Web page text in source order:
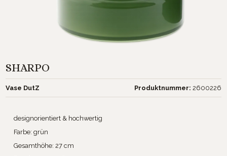
SHARPO
Vase DutZ Produktnummer: 2600226
designorientiert & hochwertig
Farbe: grün
Gesamthöhe: 27 cm